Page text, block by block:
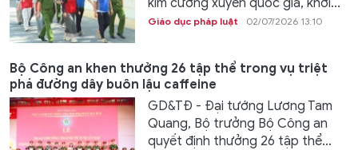
kim cương xuyên quốc gia, khởi...
Giáo dục pháp luật 02/07/2026 13:10
Bộ Công an khen thưởng 26 tập thể trong vụ triệt
phá đường dây buôn lậu caffeine
GD&TĐ - Đại tướng Lương Tam
Quang, Bộ trưởng Bộ Công an
quyết định thưởng 26 tập thể...